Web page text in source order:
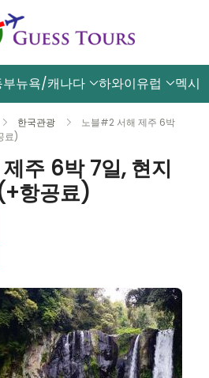
부뉴욕/캐나다 하와이유럽 멕시
한국관광
노블#2 서해 제주 6박
료)
주 6박 7일, 현지
항공료)